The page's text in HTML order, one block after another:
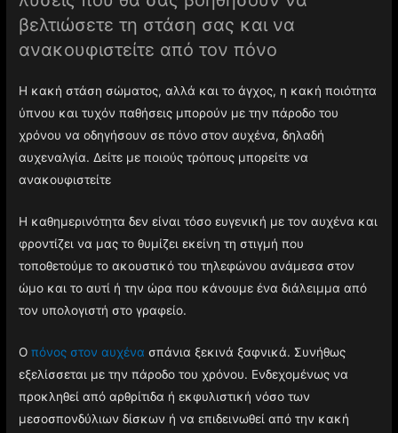
βελτιώσετε τη στάση σας και να
ανακουφιστείτε από τον πόνο
Η κακή στάση σώματος, αλλά και το άγχος, η κακή ποιότητα
ύπνου και τυχόν παθήσεις μπορούν με την πάροδο του
χρόνου να οδηγήσουν σε πόνο στον αυχένα, δηλαδή
αυχεναλγία. Δείτε με ποιούς τρόπους μπορείτε να
ανακουφιστείτε
Η καθημερινότητα δεν είναι τόσο ευγενική με τον αυχένα και
φροντίζει να μας το θυμίζει εκείνη τη στιγμή που
τοποθετούμε το ακουστικό του τηλεφώνου ανάμεσα στον
ώμο και το αυτί ή την ώρα που κάνουμε ένα διάλειμμα από
τον υπολογιστή στο γραφείο.
Οπόνος στον αυχένα σπάνια ξεκινά ξαφνικά. Συνήθως
εξελίσσεται με την πάροδο του χρόνου. Ενδεχομένως να
προκληθεί από αρθρίτιδα ή εκφυλιστική νόσο των
μεσοσπονδύλιων δίσκων ή να επιδεινωθεί από την κακή